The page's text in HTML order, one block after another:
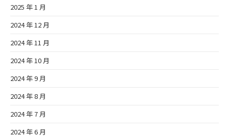
2025 年 1 月
2024 年 12 月
2024 年 11 月
2024 年 10 月
2024 年 9 月
2024 年 8 月
2024 年 7 月
2024 年 6 月